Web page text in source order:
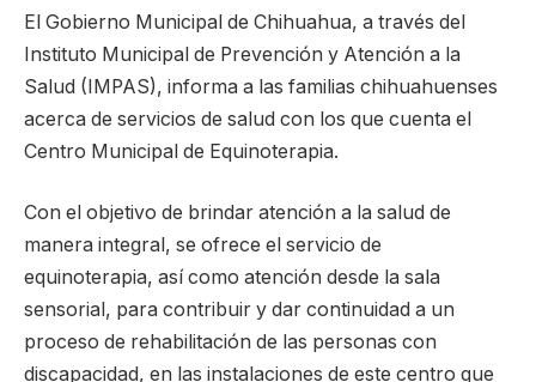
El Gobierno Municipal de Chihuahua, a través del
Instituto Municipal de Prevención y Atención a la
Salud (IMPAS), informa a las familias chihuahuenses
acerca de servicios de salud con los que cuenta el
Centro Municipal de Equinoterapia.
Con el objetivo de brindar atención a la salud de
manera integral, se ofrece el servicio de
equinoterapia, así como atención desde la sala
sensorial, para contribuir y dar continuidad a un
proceso de rehabilitación de las personas con
discapacidad, en las instalaciones de este centro que